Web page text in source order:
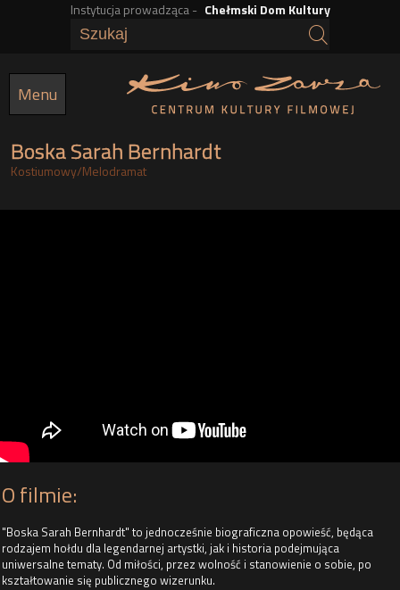
Przejdź
treści
Instytucja prowadząca - Chełmski Dom Kultury
Menu
Boska Sarah Bernhardt
Kostiumowy/Melodramat
O filmie:
"Boska Sarah Bernhardt" to jednocześnie biograficzna opowieść, będąca
rodza­jem hołdu dla legendarnej artystki, jak i historia podejmująca
uniwersalne tematy. Od miłości, przez wolność i stanowienie o sobie, po
kształtowanie się publicznego wizerunku.